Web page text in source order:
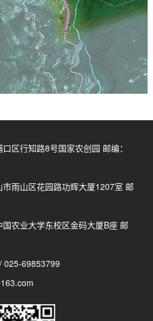
区行知路8号国家农创园 邮编：
雨山区花园路功辉大厦1207室 邮
农业大学东校区金码大厦B座 邮
025-69853799